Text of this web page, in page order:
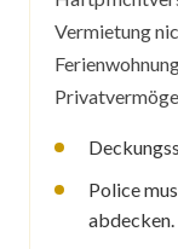
Vermietung
Police
abdecken.